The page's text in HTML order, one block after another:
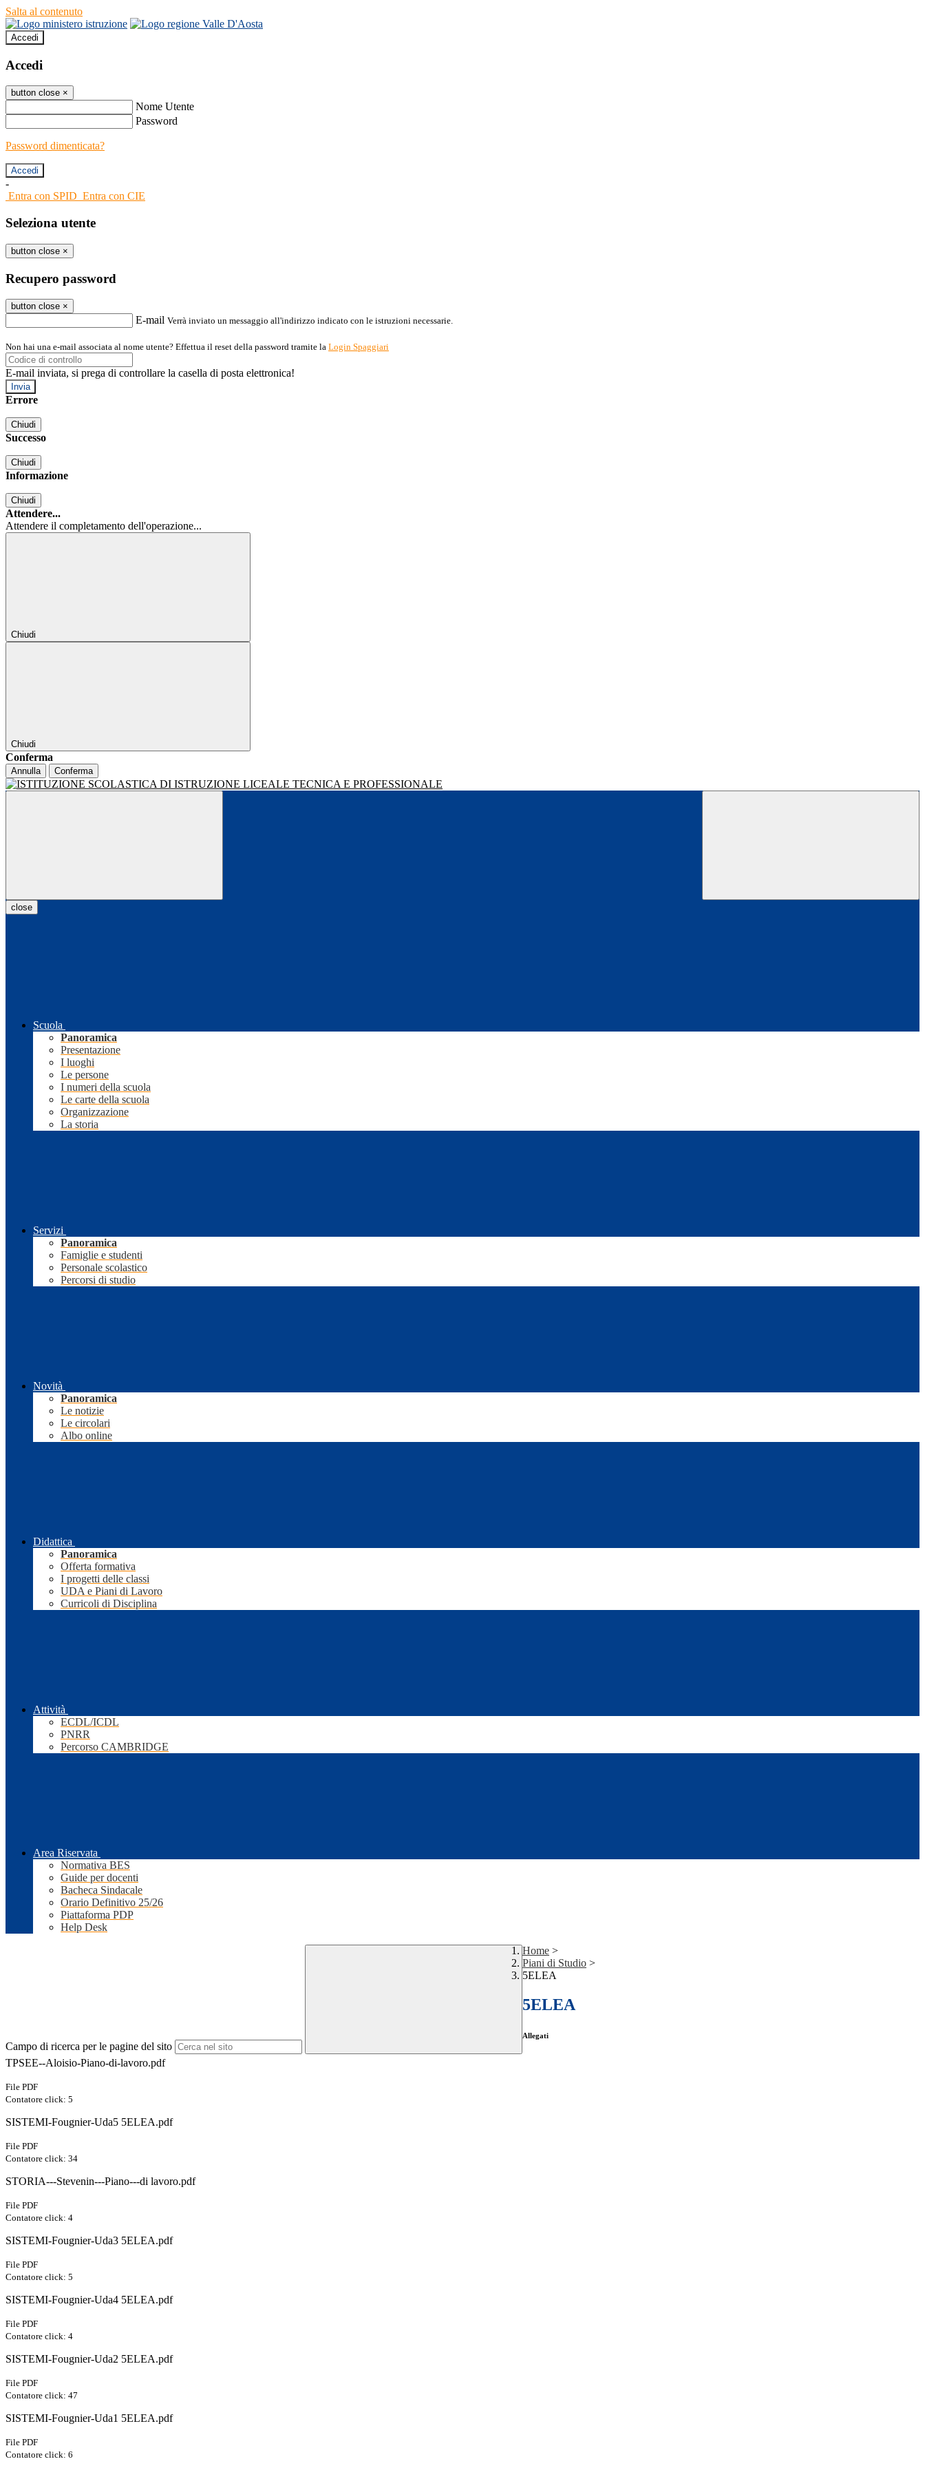
Salta al contenuto
Accedi
Accedi
button close ×
Nome Utente
Password
Password dimenticata?
-
Entra con SPID Entra con CIE
Seleziona utente
button close ×
Recupero password
button close ×
E-mail Verrà inviato un messaggio all'indirizzo indicato con le istruzioni necessarie.
Non hai una e-mail associata al nome utente? Effettua il reset della password tramite la Login Spaggiari
E-mail inviata, si prega di controllare la casella di posta elettronica!
Errore
Chiudi
Successo
Chiudi
Informazione
Chiudi
Attendere...
Attendere il completamento dell'operazione...
Chiudi
Chiudi
Conferma
Annulla Conferma
close
Scuola
Panoramica
Presentazione
I luoghi
Le persone
I numeri della scuola
Le carte della scuola
Organizzazione
La storia
Servizi
Panoramica
Famiglie e studenti
Personale scolastico
Percorsi di studio
Novità
Panoramica
Le notizie
Le circolari
Albo online
Didattica
Panoramica
Offerta formativa
I progetti delle classi
UDA e Piani di Lavoro
Curricoli di Disciplina
Attività
ECDL/ICDL
PNRR
Percorso CAMBRIDGE
Area Riservata
Normativa BES
Guide per docenti
Bacheca Sindacale
Orario Definitivo 25/26
Piattaforma PDP
Help Desk
Campo di ricerca per le pagine del sito
Home >
Piani di Studio >
5ELEA
5ELEA
Allegati
TPSEE--Aloisio-Piano-di-lavoro.pdf
File PDF
Contatore click: 5
SISTEMI-Fougnier-Uda5 5ELEA.pdf
File PDF
Contatore click: 34
STORIA---Stevenin---Piano---di lavoro.pdf
File PDF
Contatore click: 4
SISTEMI-Fougnier-Uda3 5ELEA.pdf
File PDF
Contatore click: 5
SISTEMI-Fougnier-Uda4 5ELEA.pdf
File PDF
Contatore click: 4
SISTEMI-Fougnier-Uda2 5ELEA.pdf
File PDF
Contatore click: 47
SISTEMI-Fougnier-Uda1 5ELEA.pdf
File PDF
Contatore click: 6